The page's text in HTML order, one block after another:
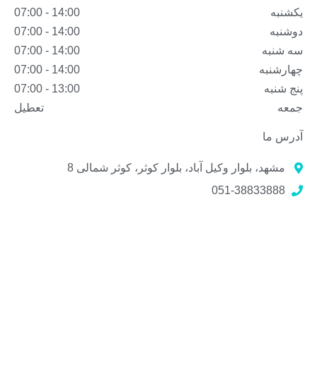
یکشنبه
14:00 - 07:00
دوشنبه
14:00 - 07:00
سه شنبه
14:00 - 07:00
چهارشنبه
14:00 - 07:00
پنج شنبه
13:00 - 07:00
جمعه
تعطیل
آدرس ما
مشهد، بلوار وکیل آباد، بلوار کوثر، کوثر شمالی 8
051-38833888